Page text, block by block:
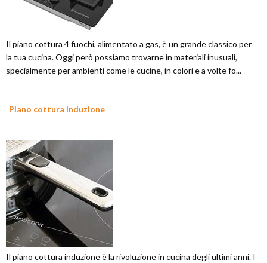
Il piano cottura 4 fuochi, alimentato a gas, è un grande classico per
la tua cucina. Oggi però possiamo trovarne in materiali inusuali,
specialmente per ambienti come le cucine, in colori e a volte fo...
Piano cottura induzione
Il piano cottura induzione è la rivoluzione in cucina degli ultimi anni. I